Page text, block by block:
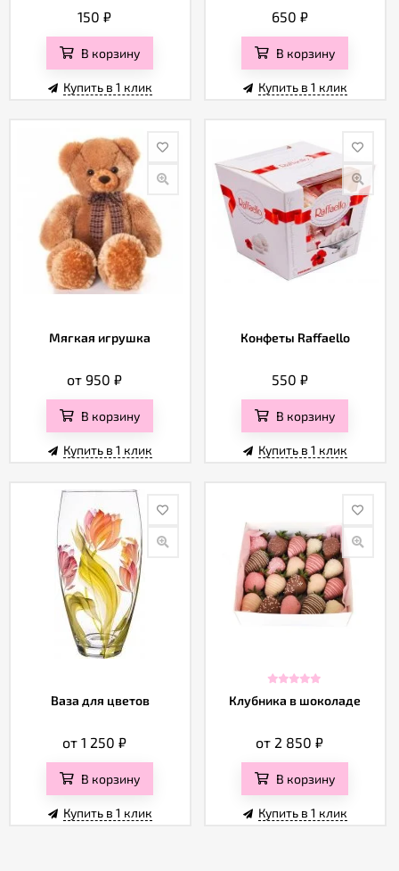
150₽
В корзину
Купить в 1 клик
650 ₽
В корзину
Купить в 1 клик
Мягкая игрушка
от 950₽
В корзину
Купить в 1 клик
Конфеты Raffaello
550 ₽
В корзину
Купить в 1 клик
Ваза для цветов
от 1 250₽
В корзину
Купить в 1 клик
Клубника в шоколаде
от 2 850₽
В корзину
Купить в 1 клик